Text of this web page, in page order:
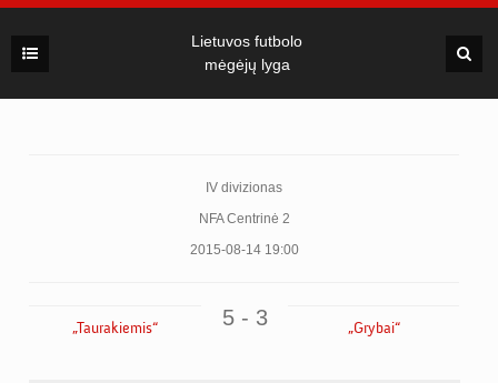
Lietuvos futbolo
mėgėjų lyga
IV divizionas
NFA Centrinė 2
2015-08-14 19:00
5 - 3
„Taurakiemis“ „Grybai“